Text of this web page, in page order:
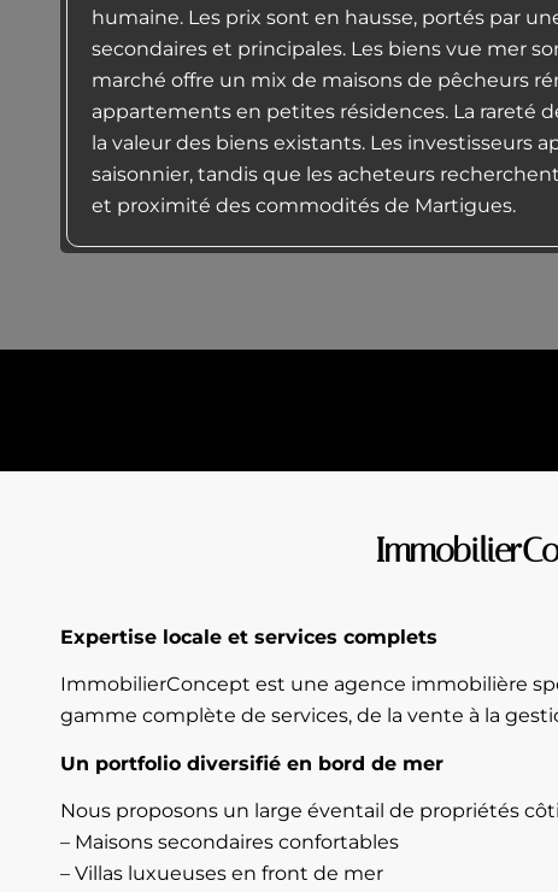
humaine. Les prix sont en hausse, portés par
secondaires et principales. Les biens vue mer
marché offre un mix de maisons de pêcheurs
appartements en petites résidences. La rareté
la valeur des biens existants. Les investisseurs
saisonnier, tandis que les acheteurs
et proximité des commodités de Martigues.
Expertise locale et services complets
ImmobilierConcept est une agence immobilière
gamme complète de services, de la vente à la
Un portfolio diversifié en bord de mer
Nous proposons un large éventail de propriétés
– Maisons secondaires confortables
– Villas luxueuses en front de mer